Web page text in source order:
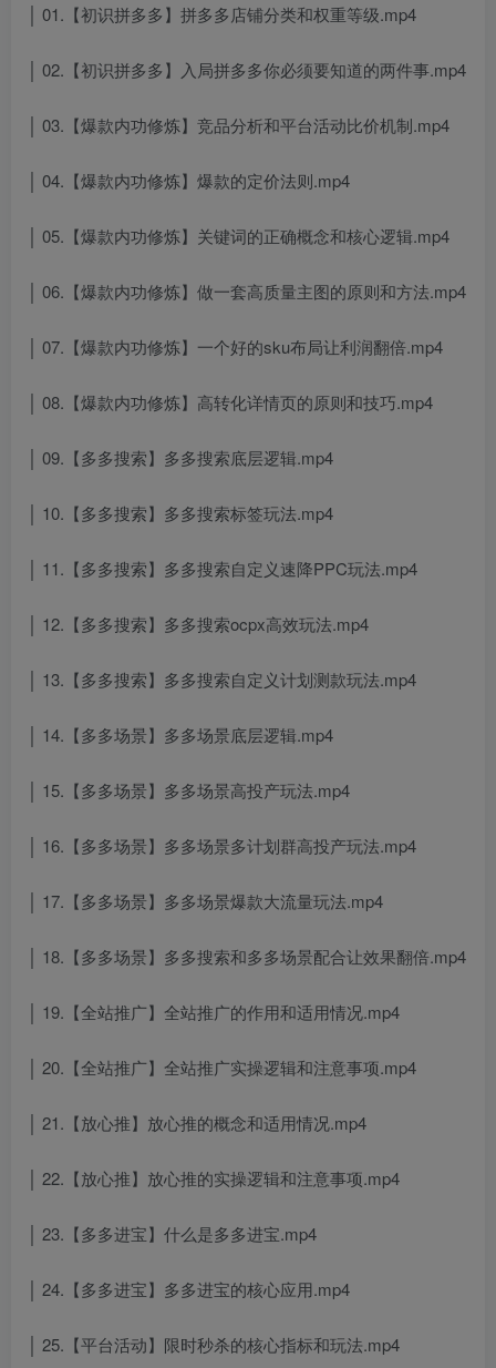
│ 01.【初识拼多多】拼多多店铺分类和权重等级.mp4
│ 02.【初识拼多多】入局拼多多你必须要知道的两件事.mp4
│ 03.【爆款内功修炼】竞品分析和平台活动比价机制.mp4
│ 04.【爆款内功修炼】爆款的定价法则.mp4
│ 05.【爆款内功修炼】关键词的正确概念和核心逻辑.mp4
│ 06.【爆款内功修炼】做一套高质量主图的原则和方法.mp4
│ 07.【爆款内功修炼】一个好的sku布局让利润翻倍.mp4
│ 08.【爆款内功修炼】高转化详情页的原则和技巧.mp4
│ 09.【多多搜索】多多搜索底层逻辑.mp4
│ 10.【多多搜索】多多搜索标签玩法.mp4
│ 11.【多多搜索】多多搜索自定义速降PPC玩法.mp4
│ 12.【多多搜索】多多搜索ocpx高效玩法.mp4
│ 13.【多多搜索】多多搜索自定义计划测款玩法.mp4
│ 14.【多多场景】多多场景底层逻辑.mp4
│ 15.【多多场景】多多场景高投产玩法.mp4
│ 16.【多多场景】多多场景多计划群高投产玩法.mp4
│ 17.【多多场景】多多场景爆款大流量玩法.mp4
│ 18.【多多场景】多多搜索和多多场景配合让效果翻倍.mp4
│ 19.【全站推广】全站推广的作用和适用情况.mp4
│ 20.【全站推广】全站推广实操逻辑和注意事项.mp4
│ 21.【放心推】放心推的概念和适用情况.mp4
│ 22.【放心推】放心推的实操逻辑和注意事项.mp4
│ 23.【多多进宝】什么是多多进宝.mp4
│ 24.【多多进宝】多多进宝的核心应用.mp4
│ 25.【平台活动】限时秒杀的核心指标和玩法.mp4